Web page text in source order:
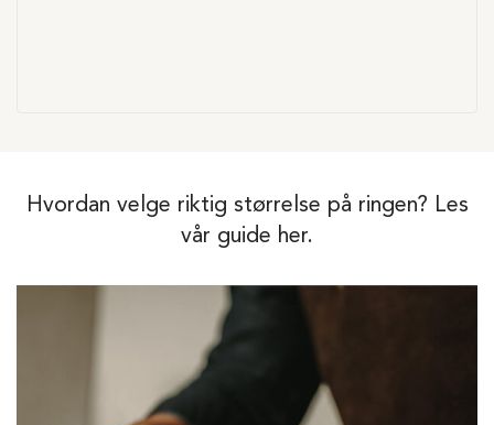
Hvordan velge riktig størrelse på ringen? Les
vår guide her.